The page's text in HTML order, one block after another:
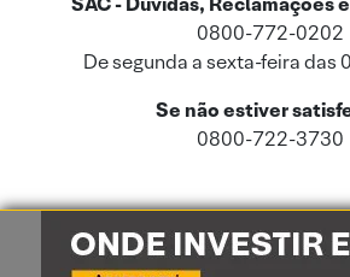
0800-772-0202
De segunda a sexta-feira das
Se não estiver
0800-722-3730
Este site usa cookies e dados pessoais de
Cookies
e a nossaPolítica de